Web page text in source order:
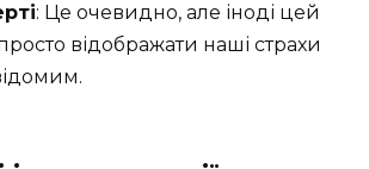
: Це очевидно, але іноді цей
відображати наші страхи